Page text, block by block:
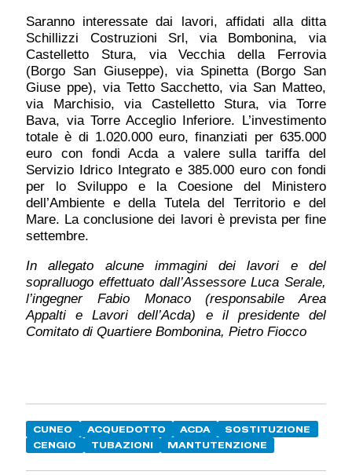
Saranno interessate dai lavori, affidati alla ditta
Schillizzi Costruzioni Srl, via Bombonina, via
Castelletto Stura, via Vecchia della Ferrovia
(Borgo San Giuseppe), via Spinetta (Borgo San
Giuse ppe), via Tetto Sacchetto, via San Matteo,
via Marchisio, via Castelletto Stura, via Torre
Bava, via Torre Acceglio Inferiore. L’investimento
totale è di 1.020.000 euro, finanziati per 635.000
euro con fondi Acda a valere sulla tariffa del
Servizio Idrico Integrato e 385.000 euro con fondi
per lo Sviluppo e la Coesione del Ministero
dell’Ambiente e della Tutela del Territorio e del
Mare. La conclusione dei lavori è prevista per fine
settembre.
In allegato alcune immagini dei lavori e del
sopralluogo effettuato dall’Assessore Luca Serale,
l’ingegner Fabio Monaco (responsabile Area
Appalti e Lavori dell’Acda) e il presidente del
Comitato di Quartiere Bombonina, Pietro Fiocco
CUNEO ACQUEDOTTO ACDA
SOSTITUZIONE
CENGIO
TUBAZIONI MANTUTENZIONE